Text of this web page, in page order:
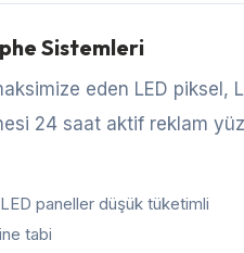
Sistemleri
eden LED piksel,
24 saat aktif reklam
paneller düşük tüketimli
tabi